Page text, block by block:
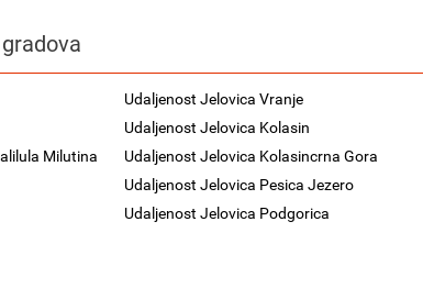
Udaljenost Jelovica Vranje
Udaljenost Jelovica Kolasin
Milutina
Udaljenost Jelovica Kolasincrna Gora
Udaljenost Jelovica Pesica Jezero
Udaljenost Jelovica Podgorica